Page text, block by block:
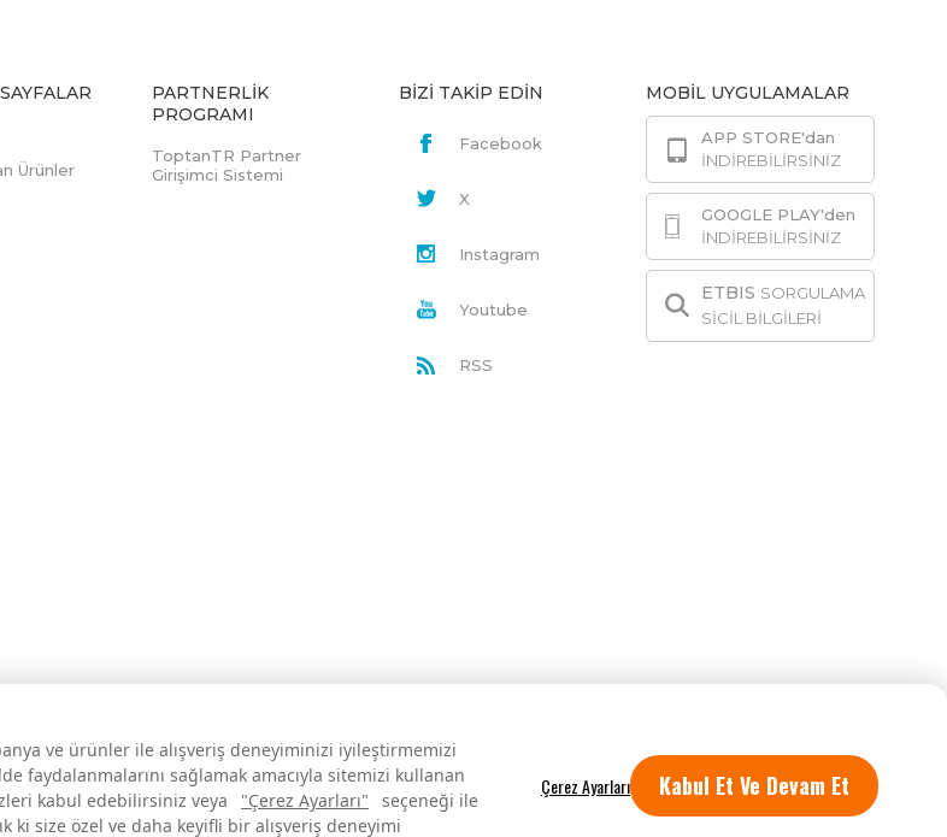
ve ürünler ile alışveriş deneyiminizi iyileştirmemizi
faydalanmalarını sağlamak amacıyla sitemizi kullanan
kabul edebilirsiniz veya
"Çerez Ayarları"
seçeneği ile
ki size özel ve daha keyifli bir alışveriş deneyimi
Kabul Et Ve Devam Et
Ürünler
PARTNERLIK
PROGRAMI
ToptanTR Partner
Girişimci Sistemi
BİZİ TAKİP EDİN
Facebook
X
Instagram
Youtube
RSS
MOBİL UYGULAMALAR
APP STORE'dan
İNDİREBİLİRSİNİZ
GOOGLE PLAY'den
İNDİREBİLİRSİNİZ
ETBIS SORGULAMA
SİCİL BİLGİLERİ
Tüm hakları saklıdır.